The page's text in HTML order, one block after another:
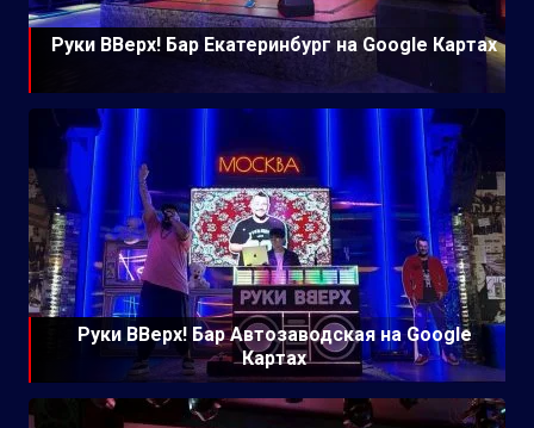
Руки ВВерх! Бар Екатеринбург на Google Картах
Руки ВВерх! Бар Автозаводская на Google
Картах